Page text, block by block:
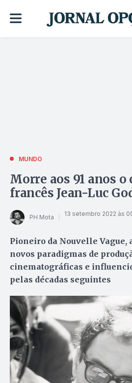
MUNDO
Morre aos 91 anos o
francês Jean-Luc
PH Mota 13 setembro 2022 às
Pioneiro da Nouvelle Vague,
novos paradigmas de
cinematográficas e
pelas décadas seguintes